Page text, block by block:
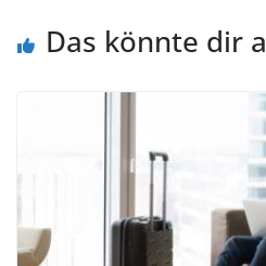
Das könnte dir